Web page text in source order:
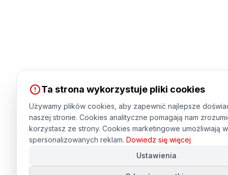
Ta strona wykorzystuje pliki cookies
Używamy plików cookies, aby zapewnić najlepsze
naszej stronie. Cookies analityczne pomagają nam
korzystasz ze strony. Cookies marketingowe umożliwiają
spersonalizowanych reklam. Dowiedz się więcej
Ustawienia